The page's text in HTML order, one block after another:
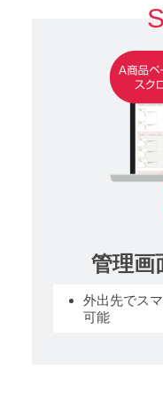
管理画
外出先でス
可能